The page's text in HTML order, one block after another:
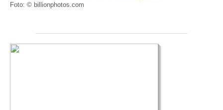
Foto: © billionphotos.com